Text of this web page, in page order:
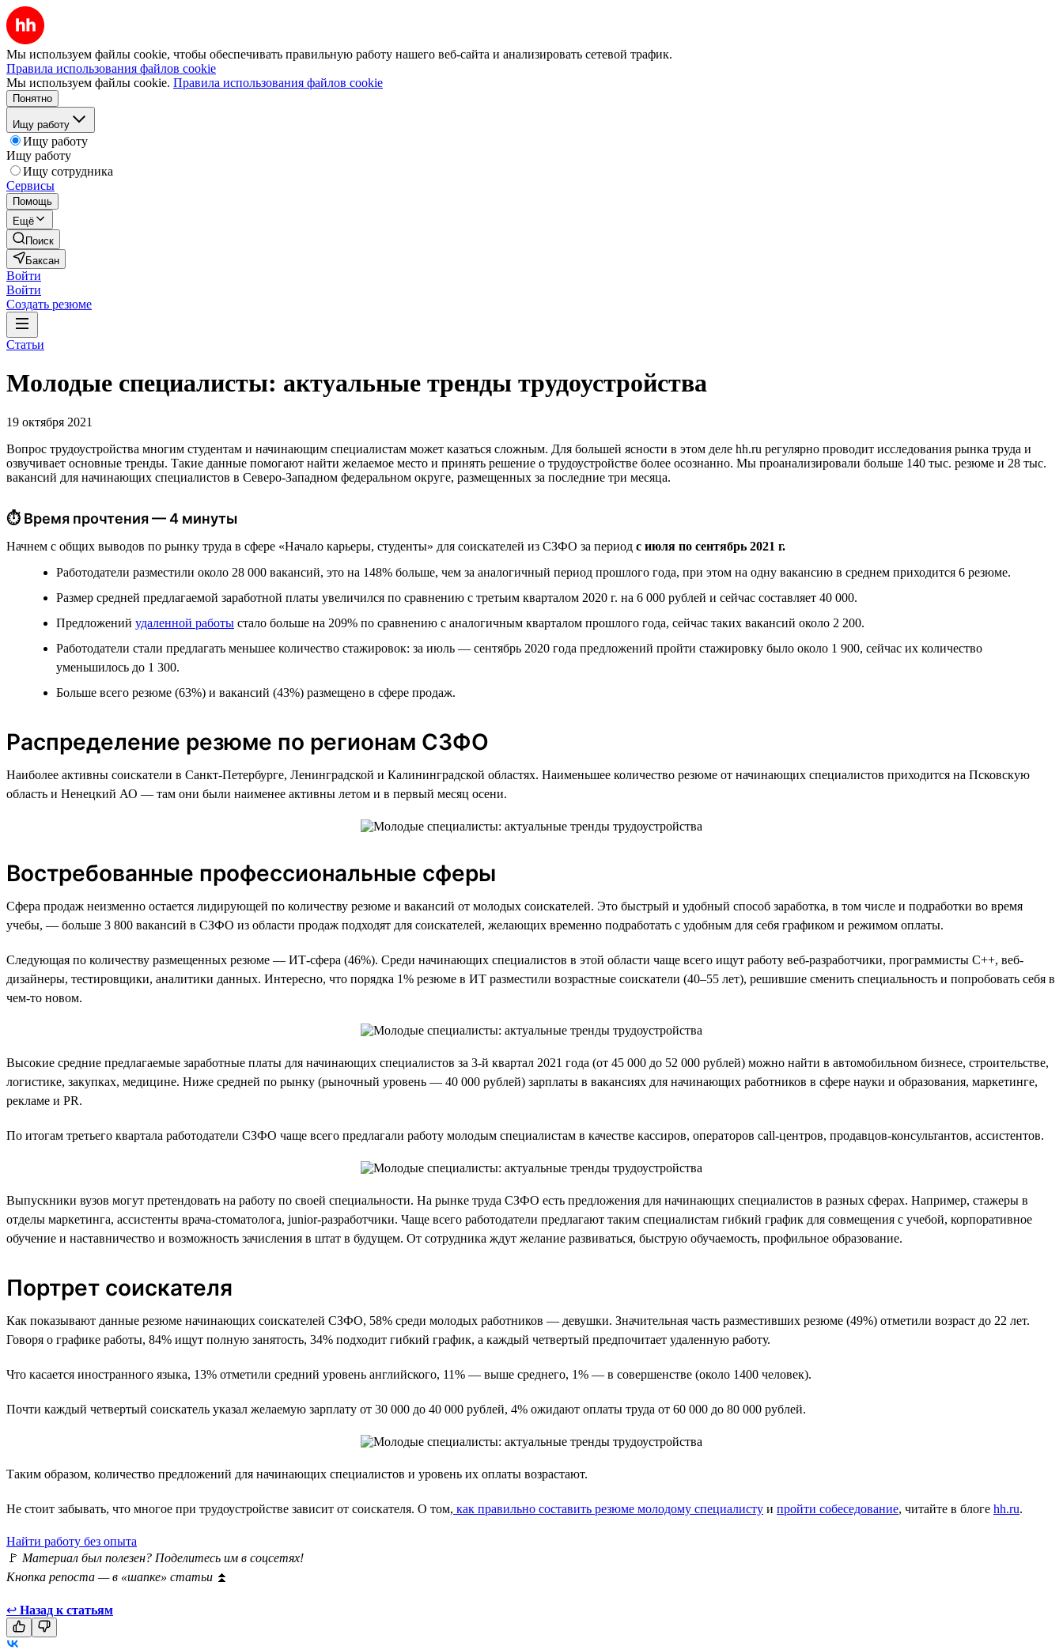
Мы используем файлы cookie, чтобы обеспечивать правильную работу нашего веб-сайта и анализировать сетевой трафик.
Правила использования файлов cookie
Мы используем файлы cookie. Правила использования файлов cookie
Понятно
Ищу работу
Ищу работу
Ищу работу
Ищу сотрудника
Сервисы
Помощь
Ещё
Поиск
Баксан
Войти
Войти
Создать резюме
Статьи
Молодые специалисты: актуальные тренды трудоустройства
19 октября 2021
Вопрос трудоустройства многим студентам и начинающим специалистам может казаться сложным. Для большей ясности в этом деле hh.ru регулярно проводит исследования рынка труда и
озвучивает основные тренды. Такие данные помогают найти желаемое место и принять решение о трудоустройстве более осознанно. Мы проанализировали больше 140 тыс. резюме и 28 тыс.
вакансий для начинающих специалистов в Северо-Западном федеральном округе, размещенных за последние три месяца.
⏱ Время прочтения — 4 минуты
Начнем с общих выводов по рынку труда в сфере «Начало карьеры, студенты» для соискателей из СЗФО за период с июля по сентябрь 2021 г.
Работодатели разместили около 28 000 вакансий, это на 148% больше, чем за аналогичный период прошлого года, при этом на одну вакансию в среднем приходится 6 резюме.
Размер средней предлагаемой заработной платы увеличился по сравнению с третьим кварталом 2020 г. на 6 000 рублей и сейчас составляет 40 000.
Предложений удаленной работы стало больше на 209% по сравнению с аналогичным кварталом прошлого года, сейчас таких вакансий около 2 200.
Работодатели стали предлагать меньшее количество стажировок: за июль — сентябрь 2020 года предложений пройти стажировку было около 1 900, сейчас их количество
уменьшилось до 1 300.
Больше всего резюме (63%) и вакансий (43%) размещено в сфере продаж.
Распределение резюме по регионам СЗФО
Наиболее активны соискатели в Санкт-Петербурге, Ленинградской и Калининградской областях. Наименьшее количество резюме от начинающих специалистов приходится на Псковскую
область и Ненецкий АО — там они были наименее активны летом и в первый месяц осени.
Востребованные профессиональные сферы
Сфера продаж неизменно остается лидирующей по количеству резюме и вакансий от молодых соискателей. Это быстрый и удобный способ заработка, в том числе и подработки во время
учебы, — больше 3 800 вакансий в СЗФО из области продаж подходят для соискателей, желающих временно подработать с удобным для себя графиком и режимом оплаты.
Следующая по количеству размещенных резюме — ИТ-сфера (46%). Среди начинающих специалистов в этой области чаще всего ищут работу веб-разработчики, программисты C++, веб-
дизайнеры, тестировщики, аналитики данных. Интересно, что порядка 1% резюме в ИТ разместили возрастные соискатели (40–55 лет), решившие сменить специальность и попробовать себя в
чем-то новом.
Высокие средние предлагаемые заработные платы для начинающих специалистов за 3-й квартал 2021 года (от 45 000 до 52 000 рублей) можно найти в автомобильном бизнесе, строительстве,
логистике, закупках, медицине. Ниже средней по рынку (рыночный уровень — 40 000 рублей) зарплаты в вакансиях для начинающих работников в сфере науки и образования, маркетинге,
рекламе и PR.
По итогам третьего квартала работодатели СЗФО чаще всего предлагали работу молодым специалистам в качестве кассиров, операторов call-центров, продавцов-консультантов, ассистентов.
Выпускники вузов могут претендовать на работу по своей специальности. На рынке труда СЗФО есть предложения для начинающих специалистов в разных сферах. Например, стажеры в
отделы маркетинга, ассистенты врача-стоматолога, junior-разработчики. Чаще всего работодатели предлагают таким специалистам гибкий график для совмещения с учебой, корпоративное
обучение и наставничество и возможность зачисления в штат в будущем. От сотрудника ждут желание развиваться, быструю обучаемость, профильное образование.
Портрет соискателя
Как показывают данные резюме начинающих соискателей СЗФО, 58% среди молодых работников — девушки. Значительная часть разместивших резюме (49%) отметили возраст до 22 лет.
Говоря о графике работы, 84% ищут полную занятость, 34% подходит гибкий график, а каждый четвертый предпочитает удаленную работу.
Что касается иностранного языка, 13% отметили средний уровень английского, 11% — выше среднего, 1% — в совершенстве (около 1400 человек).
Почти каждый четвертый соискатель указал желаемую зарплату от 30 000 до 40 000 рублей, 4% ожидают оплаты труда от 60 000 до 80 000 рублей.
Таким образом, количество предложений для начинающих специалистов и уровень их оплаты возрастают.
Не стоит забывать, что многое при трудоустройстве зависит от соискателя. О том, как правильно составить резюме молодому специалисту и пройти собеседование, читайте в блоге hh.ru.
Найти работу без опыта
🚩 Материал был полезен? Поделитесь им в соцсетях!
Кнопка репоста — в «шапке» статьи ⏫
↩ Назад к статьям